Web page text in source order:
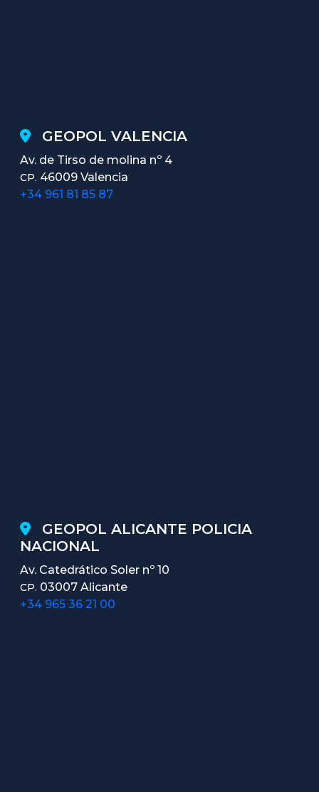
GEOPOL VALENCIA
Av. de Tirso de molina nº 4
CP. 46009 Valencia
+34 961 81 85 87
GEOPOL ALICANTE POLICIA
NACIONAL
Av. Catedrático Soler nº 10
CP. 03007 Alicante
+34 965 36 21 00